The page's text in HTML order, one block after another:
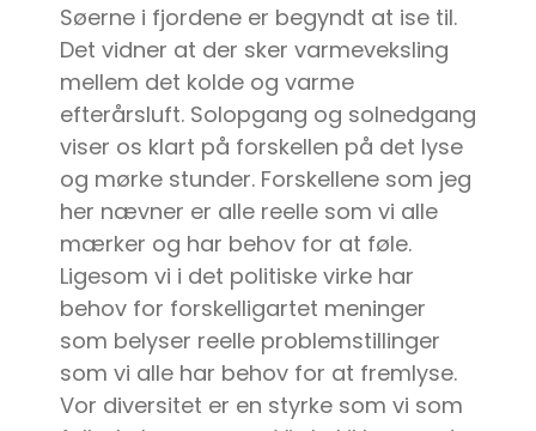
Søerne i fjordene er begyndt at ise til.
Det vidner at der sker varmeveksling
mellem det kolde og varme
efterårsluft. Solopgang og solnedgang
viser os klart på forskellen på det lyse
og mørke stunder. Forskellene som jeg
her nævner er alle reelle som vi alle
mærker og har behov for at føle.
Ligesom vi i det politiske virke har
behov for forskelligartet meninger
som belyser reelle problemstillinger
som vi alle har behov for at fremlyse.
Vor diversitet er en styrke som vi som